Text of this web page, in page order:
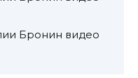
Бронин видео